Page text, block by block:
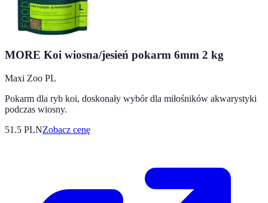
MORE Koi wiosna/jesień pokarm 6mm 2 kg
Maxi Zoo PL
Pokarm dla ryb koi, doskonały wybór dla miłośników akwarystyki
podczas wiosny.
51.5 PLNZobacz cenę